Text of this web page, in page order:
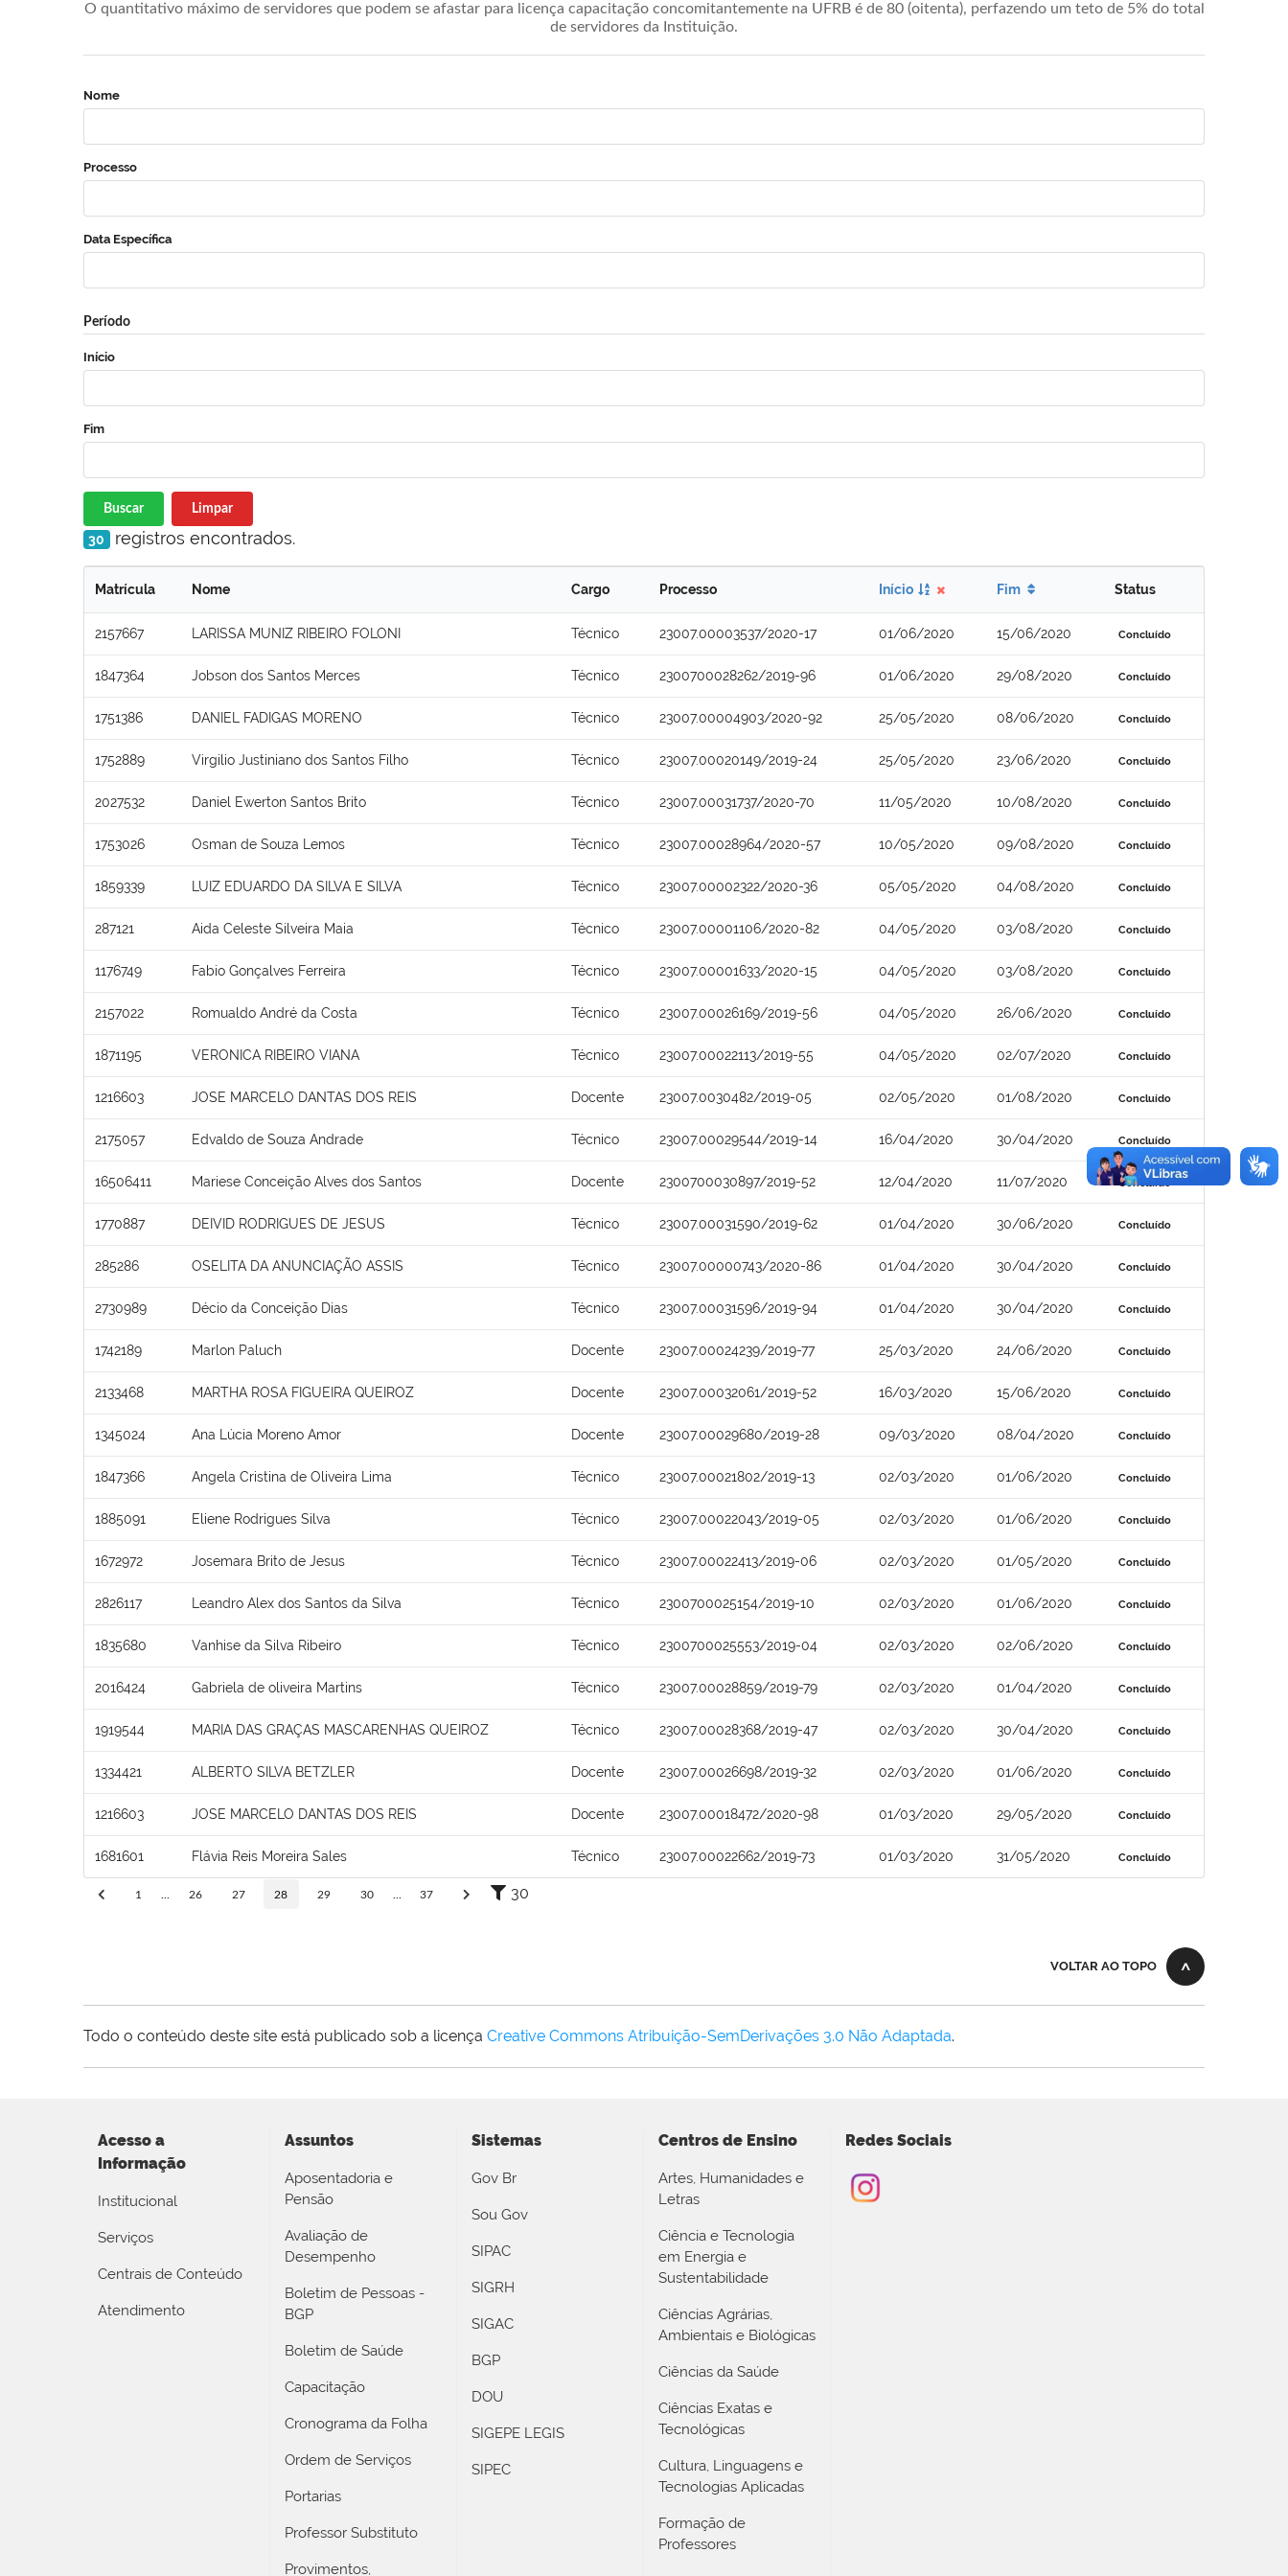
O quantitativo máximo de servidores que podem se afastar para licença capacitação concomitantemente na UFRB é de 80 (oitenta), perfazendo um teto de 5% do total
de servidores da Instituição.
Nome
Processo
Data Específica
Período
Início
Fim
Buscar Limpar
30 registros encontrados.
Matrícula Nome Cargo Processo Início Fim Status
2157667 LARISSA MUNIZ RIBEIRO FOLONI Técnico 23007.00003537/2020-17 01/06/2020 15/06/2020 Concluído
1847364 Jobson dos Santos Merces Técnico 2300700028262/2019-96 01/06/2020 29/08/2020 Concluído
1751386 DANIEL FADIGAS MORENO Técnico 23007.00004903/2020-92 25/05/2020 08/06/2020 Concluído
1752889 Virgilio Justiniano dos Santos Filho Técnico 23007.00020149/2019-24 25/05/2020 23/06/2020 Concluído
2027532 Daniel Ewerton Santos Brito Técnico 23007.00031737/2020-70 11/05/2020 10/08/2020 Concluído
1753026 Osman de Souza Lemos Técnico 23007.00028964/2020-57 10/05/2020 09/08/2020 Concluído
1859339 LUIZ EDUARDO DA SILVA E SILVA Técnico 23007.00002322/2020-36 05/05/2020 04/08/2020 Concluído
287121 Aida Celeste Silveira Maia Técnico 23007.00001106/2020-82 04/05/2020 03/08/2020 Concluído
1176749 Fabio Gonçalves Ferreira Técnico 23007.00001633/2020-15 04/05/2020 03/08/2020 Concluído
2157022 Romualdo André da Costa Técnico 23007.00026169/2019-56 04/05/2020 26/06/2020 Concluído
1871195 VERONICA RIBEIRO VIANA Técnico 23007.00022113/2019-55 04/05/2020 02/07/2020 Concluído
1216603 JOSE MARCELO DANTAS DOS REIS Docente 23007.0030482/2019-05 02/05/2020 01/08/2020 Concluído
2175057 Edvaldo de Souza Andrade Técnico 23007.00029544/2019-14 16/04/2020 30/04/2020 Concluído
16506411 Mariese Conceição Alves dos Santos Docente 2300700030897/2019-52 12/04/2020 11/07/2020 Concluído
1770887 DEIVID RODRIGUES DE JESUS Técnico 23007.00031590/2019-62 01/04/2020 30/06/2020 Concluído
285286 OSELITA DA ANUNCIAÇÃO ASSIS Técnico 23007.00000743/2020-86 01/04/2020 30/04/2020 Concluído
2730989 Décio da Conceição Dias Técnico 23007.00031596/2019-94 01/04/2020 30/04/2020 Concluído
1742189 Marlon Paluch Docente 23007.00024239/2019-77 25/03/2020 24/06/2020 Concluído
2133468 MARTHA ROSA FIGUEIRA QUEIROZ Docente 23007.00032061/2019-52 16/03/2020 15/06/2020 Concluído
1345024 Ana Lúcia Moreno Amor Docente 23007.00029680/2019-28 09/03/2020 08/04/2020 Concluído
1847366 Angela Cristina de Oliveira Lima Técnico 23007.00021802/2019-13 02/03/2020 01/06/2020 Concluído
1885091 Eliene Rodrigues Silva Técnico 23007.00022043/2019-05 02/03/2020 01/06/2020 Concluído
1672972 Josemara Brito de Jesus Técnico 23007.00022413/2019-06 02/03/2020 01/05/2020 Concluído
2826117 Leandro Alex dos Santos da Silva Técnico 2300700025154/2019-10 02/03/2020 01/06/2020 Concluído
1835680 Vanhise da Silva Ribeiro Técnico 2300700025553/2019-04 02/03/2020 02/06/2020 Concluído
2016424 Gabriela de oliveira Martins Técnico 23007.00028859/2019-79 02/03/2020 01/04/2020 Concluído
1919544 MARIA DAS GRAÇAS MASCARENHAS QUEIROZ Técnico 23007.00028368/2019-47 02/03/2020 30/04/2020 Concluído
1334421 ALBERTO SILVA BETZLER Docente 23007.00026698/2019-32 02/03/2020 01/06/2020 Concluído
1216603 JOSE MARCELO DANTAS DOS REIS Docente 23007.00018472/2020-98 01/03/2020 29/05/2020 Concluído
1681601 Flávia Reis Moreira Sales Técnico 23007.00022662/2019-73 01/03/2020 31/05/2020 Concluído
1 26 27 28 29 30 37 30
VOLTAR AO TOPO
Todo o conteúdo deste site está publicado sob a licença Creative Commons Atribuição-SemDerivações 3.0 Não Adaptada.
Acesso a
Informação
Institucional
Serviços
Centrais de Conteúdo
Atendimento
Assuntos
Aposentadoria e
Pensão
Avaliação de
Desempenho
Boletim de Pessoas -
BGP
Boletim de Saúde
Capacitação
Cronograma da Folha
Ordem de Serviços
Portarias
Professor Substituto
Provimentos,
Sistemas
Gov Br
Sou Gov
SIPAC
SIGRH
SIGAC
BGP
DOU
SIGEPE LEGIS
SIPEC
Centros de Ensino
Artes, Humanidades e
Letras
Ciência e Tecnologia
em Energia e
Sustentabilidade
Ciências Agrárias,
Ambientais e Biológicas
Ciências da Saúde
Ciências Exatas e
Tecnológicas
Cultura, Linguagens e
Tecnologias Aplicadas
Formação de
Professores
Redes Sociais